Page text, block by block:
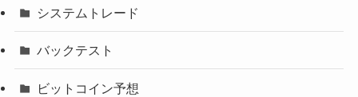
システムトレード
バックテスト
ビットコイン予想